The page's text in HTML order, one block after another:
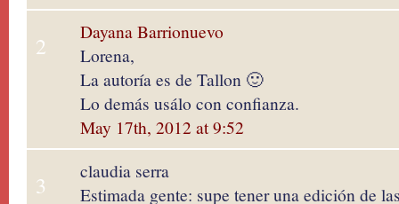
2
Dayana Barrionuevo
Lorena,
La autoría es de Tallon 🙂
Lo demás usálo con confianza.
May 17th, 2012 at 9:52
3
claudia serra
Estimada gente: supe tener una edición de